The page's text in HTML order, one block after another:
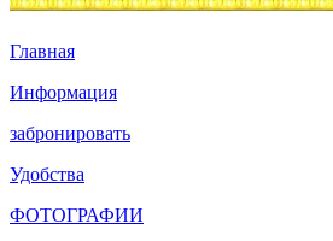
Главная
Информация
забронировать
Удобства
ФОТОГРАФИИ